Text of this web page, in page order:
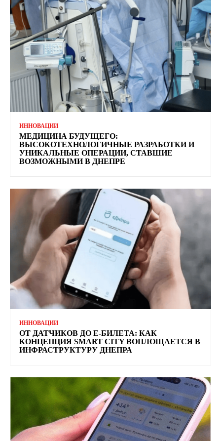
ИННОВАЦИИ
МЕДИЦИНА БУДУЩЕГО:
ВЫСОКОТЕХНОЛОГИЧНЫЕ РАЗРАБОТКИ И
УНИКАЛЬНЫЕ ОПЕРАЦИИ, СТАВШИЕ
ВОЗМОЖНЫМИ В ДНЕПРЕ
ИННОВАЦИИ
ОТ ДАТЧИКОВ ДО Е-БИЛЕТА: КАК
КОНЦЕПЦИЯ SMART CITY ВОПЛОЩАЕТСЯ В
ИНФРАСТРУКТУРУ ДНЕПРА